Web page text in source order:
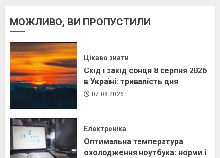
МОЖЛИВО, ВИ ПРОПУСТИЛИ
Цікаво знати
Схід і захід сонця 8 серпня 2026
в Україні: тривалість дня
07.08.2026
Електроніка
Оптимальна температура
охолодження ноутбука: норми і